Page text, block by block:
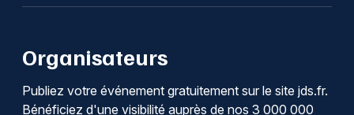
Organisateurs
Publiez votre événement gratuitement sur le site jds.fr.
Bénéficiez d'une visibilité auprès de nos 3 000 000